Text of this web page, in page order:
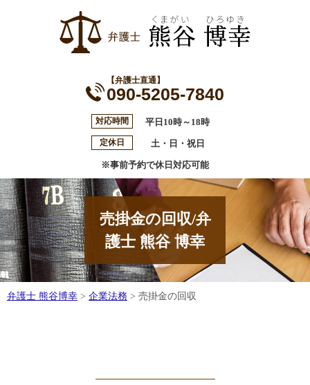
【弁護士直通】
090-5205-7840
対応時間 平日10時～18時
定休日 土・日・祝日
※事前予約で休日対応可能
売掛金の回収/弁
護士 熊谷 博幸
弁護士 熊谷博幸 > 企業法務 > 売掛金の回収